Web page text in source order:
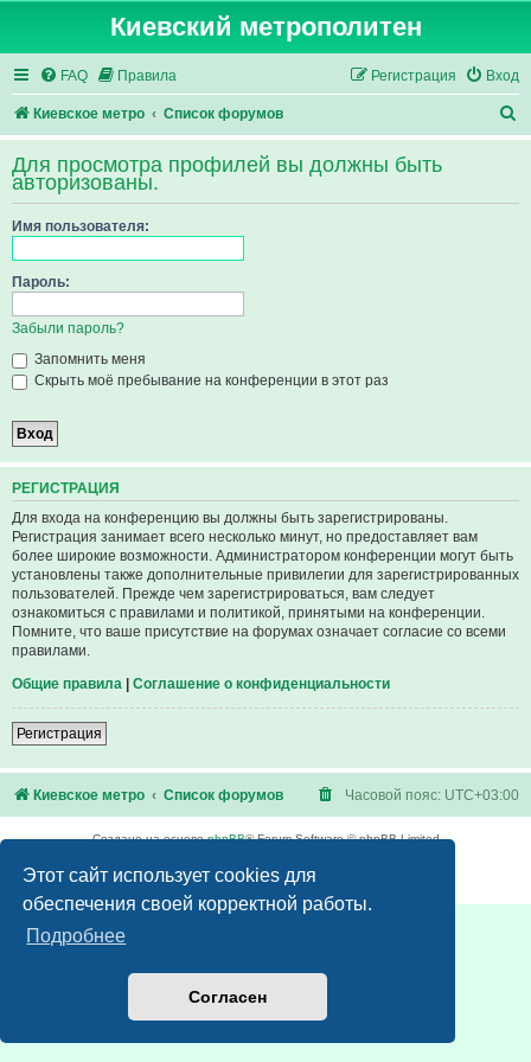
Этот сайт использует cookies для
обеспечения своей корректной работы.
Подробнее
Согласен
Киевский метрополитен
FAQ Правила Вход
Регистрация
Киевское метро Список форумов
о
с
Для просмотра профилей вы должны быть
авторизованы.
Имя пользователя:
Пароль:
Забыли пароль?
Запомнить меня
Скрыть моё пребывание на конференции в этот раз
РЕГИСТРАЦИЯ
Для входа на конференцию вы должны быть зарегистрированы.
Регистрация занимает всего несколько минут, но предоставляет вам
более широкие возможности. Администратором конференции могут быть
установлены также дополнительные привилегии для зарегистрированных
пользователей. Прежде чем зарегистрироваться, вам следует
ознакомиться с правилами и политикой, принятыми на конференции.
Помните, что ваше присутствие на форумах означает согласие со всеми
правилами.
Общие правила Соглашение о конфиденциальности
Регистрация
Киевское метро Список форумов Часовой пояс: UTC+03:00
Создано на основеphpBB® Forum Software © phpBB Limited
Конфиденциальность|Правила